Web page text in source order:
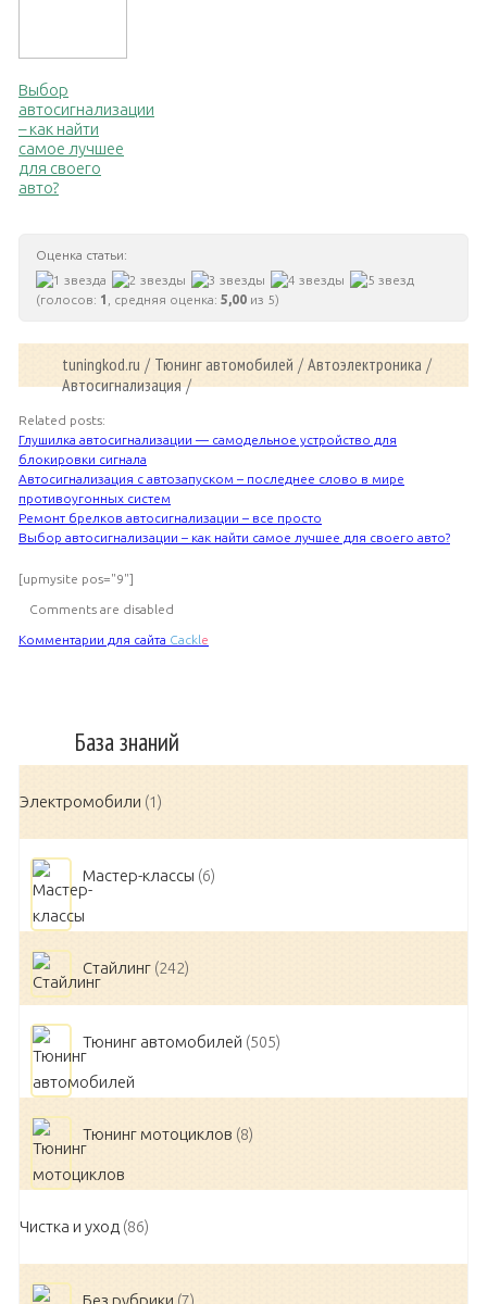
Выбор
автосигнализации
– как найти
самое лучшее
для своего
авто?
Оценка статьи:
(голосов: 1 , средняя оценка: 5,00 из 5)
tuningkod.ru / Тюнинг автомобилей / Автоэлектроника /
Автосигнализация /
Related posts:
Глушилка автосигнализации — самодельное устройство для
блокировки сигнала
Автосигнализация с автозапуском – последнее слово в мире
противоугонных систем
Ремонт брелков автосигнализации – все просто
Выбор автосигнализации – как найти самое лучшее для своего авто?
[upmysite pos="9"]
Comments are disabled
Комментарии для сайта Cackl e
База знаний
Электромобили (1)
Мастер-классы (6)
Стайлинг (242)
Тюнинг автомобилей (505)
Тюнинг мотоциклов (8)
Чистка и уход (86)